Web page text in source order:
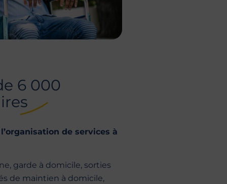
6 000
l’organisation de services à
garde à domicile, sorties
de maintien à domicile,